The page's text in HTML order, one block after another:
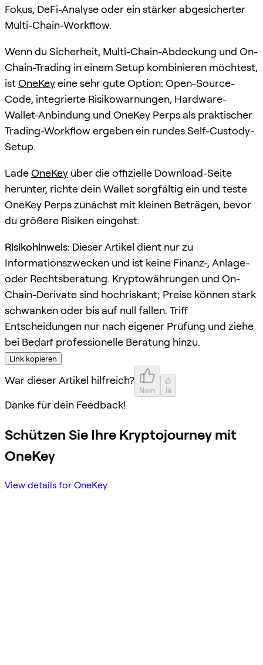
Fokus, DeFi-Analyse oder ein stärker abgesicherter
Multi-Chain-Workflow.
Wenn du Sicherheit, Multi-Chain-Abdeckung und On-
Chain-Trading in einem Setup kombinieren möchtest,
istOneKeyeine sehr gute Option: Open-Source-
Code, integrierte Risikowarnungen, Hardware-
Wallet-Anbindung und OneKey Perps als praktischer
Trading-Workflow ergeben ein rundes Self-Custody-
Setup.
LadeOneKey über die offizielle Download-Seite
herunter, richte dein Wallet sorgfältig ein und teste
OneKey Perps zunächst mit kleinen Beträgen, bevor
du größere Risiken eingehst.
Risikohinweis: Dieser Artikel dient nur zu
Informationszwecken und ist keine Finanz-, Anlage-
oder Rechtsberatung. Kryptowährungen und On-
Chain-Derivate sind hochriskant; Preise können stark
schwanken oder bis auf null fallen. Triff
Entscheidungen nur nach eigener Prüfung und ziehe
bei Bedarf professionelle Beratung hinzu.
Link kopieren
War dieser Artikel hilfreich?
Nein Ja
Danke für dein Feedback!
Schützen Sie Ihre Kryptojourney mit
OneKey
View details for OneKey